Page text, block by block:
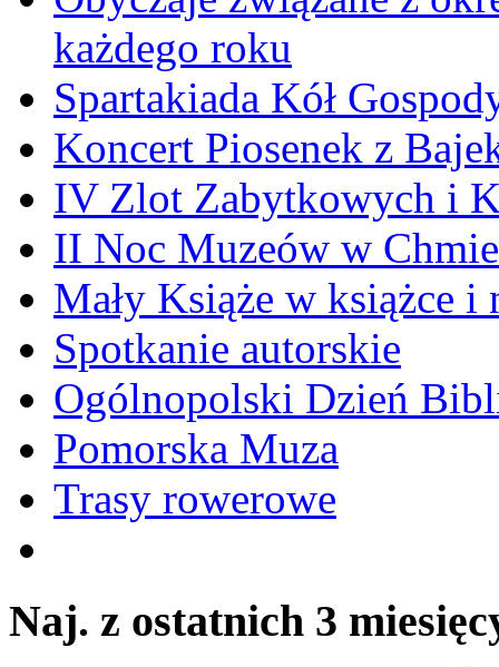
każdego roku
Spartakiada Kół
Koncert Piosenek z
IV Zlot Zabytkowych i
II Noc Muzeów w
Mały Książe w książce i
Spotkanie autorskie
Ogólnopolski Dzień
Pomorska Muza
Trasy rowerowe
Naj. z ostatnich 3